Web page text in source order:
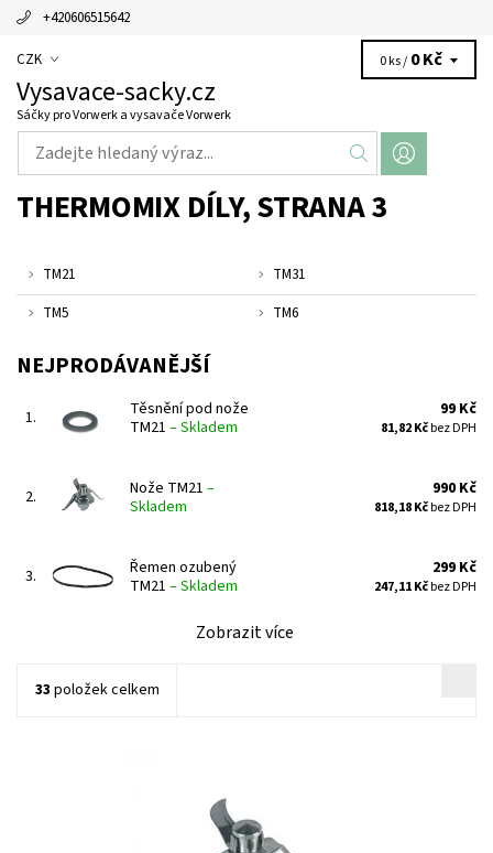
+420606515642
CZK
Vysavace-sacky.cz
Sáčky pro Vorwerk a vysavače Vorwerk
0 ks / 0 Kč
THERMOMIX DÍLY, STRANA 3
TM21
TM31
TM5
TM6
NEJPRODÁVANĚJŠÍ
1.
Těsnění pod nože
TM21 –Skladem
99 Kč
81,82 Kčbez DPH
2. Nože TM21 –
Skladem
990 Kč
818,18 Kčbez DPH
3.
Řemen ozubený
TM21 –Skladem
299 Kč
247,11 Kčbez DPH
Zobrazit více
33 položek celkem